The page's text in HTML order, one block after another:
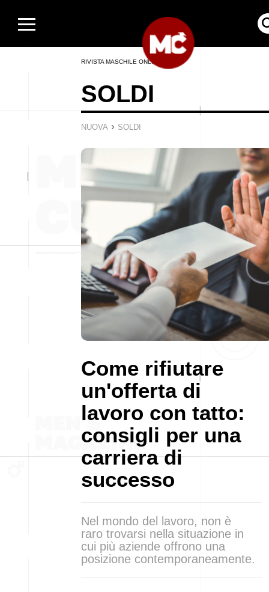
RIVISTA MASCHILE ONLINE
SOLDI
NUOVA › SOLDI
Come rifiutare
un'offerta di
lavoro con tatto:
consigli per una
carriera di
successo
Nel mondo del lavoro, non è
raro trovarsi nella situazione in
cui più aziende offrono una
posizione contemporaneamente.